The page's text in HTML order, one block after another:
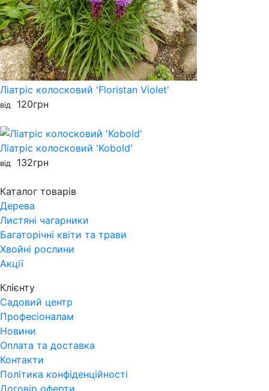
Ліатріс колосковий 'Floristan Violet'
від 120грн
Ліатріс колосковий 'Kobold'
від 132грн
Каталог товарів
Дерева
Листяні чагарники
Багаторічні квіти та трави
Хвойні рослини
Акції
Клієнту
Садовий центр
Професіоналам
Новини
Оплата та доставка
Контакти
Політика конфіденційності